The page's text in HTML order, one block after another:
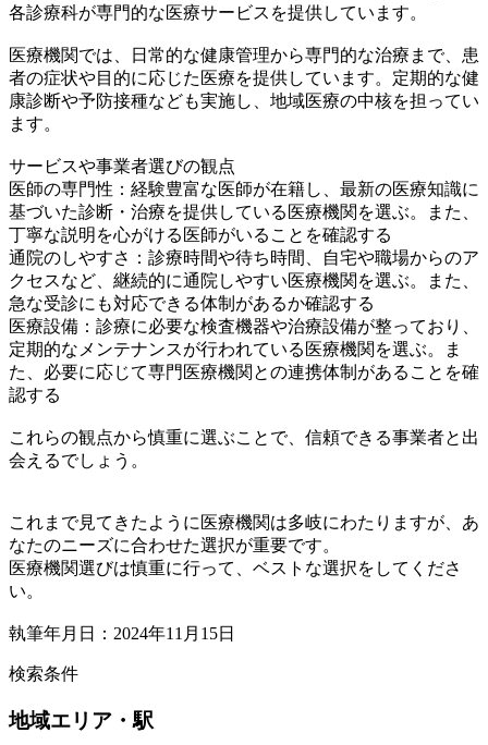
各診療科が専門的な医療サービスを提供しています。
医療機関では、日常的な健康管理から専門的な治療まで、患
者の症状や目的に応じた医療を提供しています。定期的な健
康診断や予防接種なども実施し、地域医療の中核を担ってい
ます。
サービスや事業者選びの観点
医師の専門性：経験豊富な医師が在籍し、最新の医療知識に
基づいた診断・治療を提供している医療機関を選ぶ。また、
丁寧な説明を心がける医師がいることを確認する
通院のしやすさ：診療時間や待ち時間、自宅や職場からのア
クセスなど、継続的に通院しやすい医療機関を選ぶ。また、
急な受診にも対応できる体制があるか確認する
医療設備：診療に必要な検査機器や治療設備が整っており、
定期的なメンテナンスが行われている医療機関を選ぶ。ま
た、必要に応じて専門医療機関との連携体制があることを確
認する
これらの観点から慎重に選ぶことで、信頼できる事業者と出
会えるでしょう。
これまで見てきたように医療機関は多岐にわたりますが、あ
なたのニーズに合わせた選択が重要です。
医療機関選びは慎重に行って、ベストな選択をしてくださ
い。
執筆年月日：2024年11月15日
検索条件
地域エリア・駅